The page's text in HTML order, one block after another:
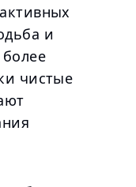
и
чистые